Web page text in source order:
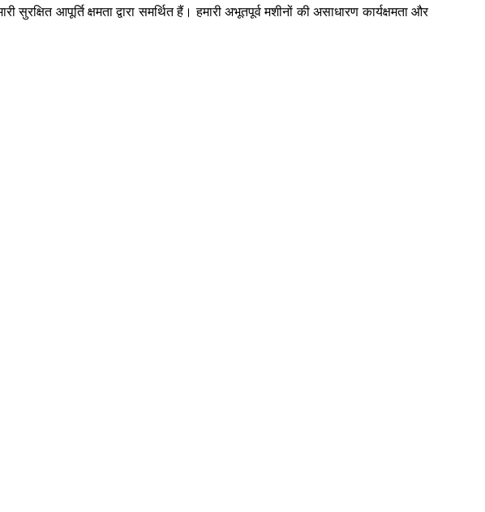
आपूर्ति क्षमता द्वारा समर्थित हैं। हमारी अभूतपूर्व मशीनों की असाधारण कार्यक्षमता और